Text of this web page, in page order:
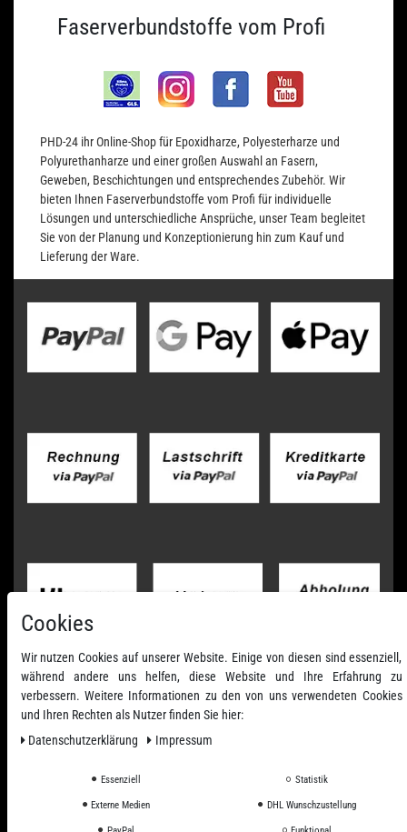
Faserverbundstoffe vom Profi
PHD-24 ihr Online-Shop für Epoxidharze, Polyesterharze und
Polyurethanharze und einer großen Auswahl an Fasern,
Geweben, Beschichtungen und entsprechendes Zubehör. Wir
bieten Ihnen Faserverbundstoffe vom Profi für individuelle
Lösungen und unterschiedliche Ansprüche, unser Team begleitet
Sie von der Planung und Konzeptionierung hin zum Kauf und
Lieferung der Ware.
Alle Preise inkl. ges. MwSt. zzgl. Versandkosten
Cookies
Wir nutzen Cookies auf unserer Website. Einige von diesen sind essenziell,
während andere uns helfen, diese Website und Ihre Erfahrung zu
verbessern. Weitere Informationen zu den von uns verwendeten Cookies
und Ihren Rechten als Nutzer finden Sie hier:
Daten­schutz­erklärung
Impressum
Essenziell Statistik
Externe Medien DHL Wunschzustellung